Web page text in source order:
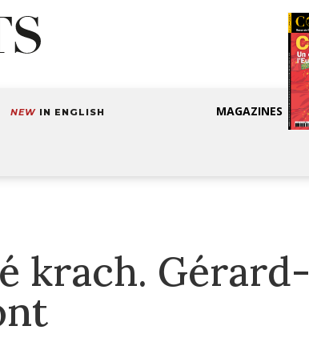
NEW IN ENGLISH MAGAZINES
krach. Gérard-